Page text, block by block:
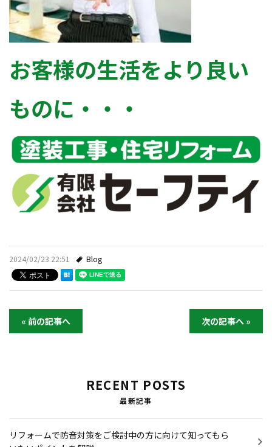
お客様の生活をより良い
ものに・・・
2024/02/23 22:51 Blog
« 前の記事へ 次の記事へ »
RECENT POSTS
最新記事
リフォームで防音対策をご検討中の方に向けて知ってもら